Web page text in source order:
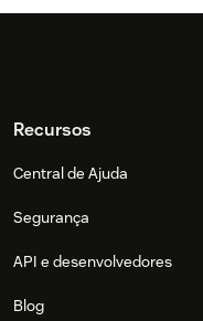
Recursos
Central de Ajuda
Segurança
API e desenvolvedores
Blog